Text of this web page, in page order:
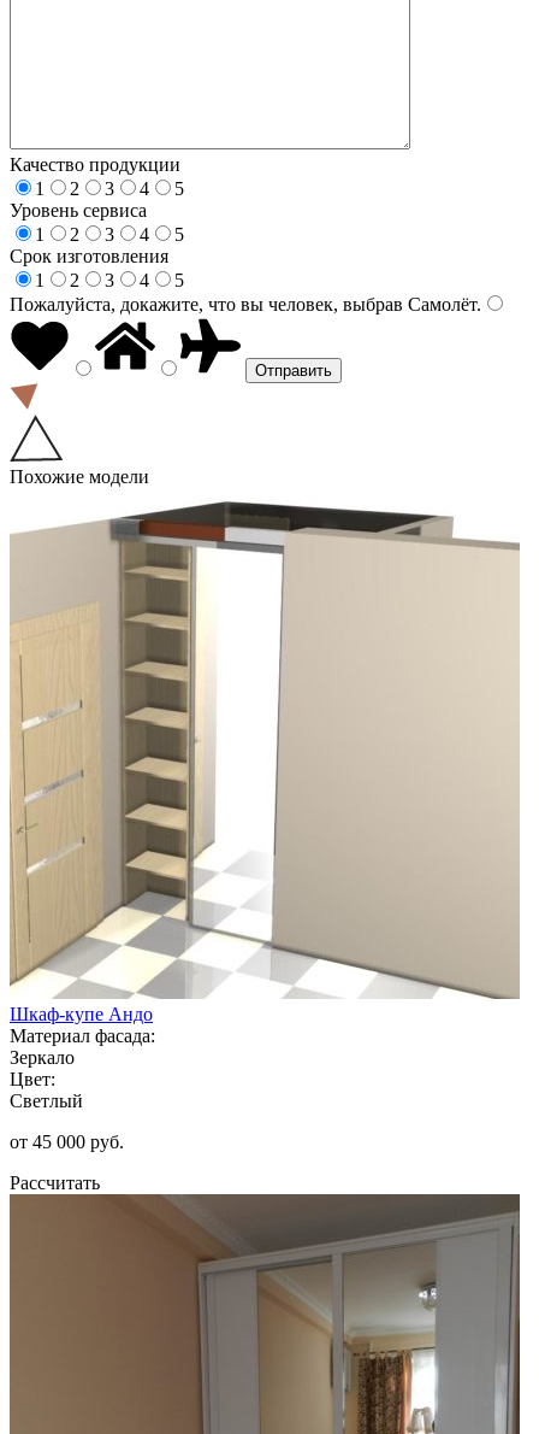
Качество продукции
1
2 3 4
5
Уровень сервиса
1
2 3 4
5
Срок изготовления
1
2 3 4
5
Пожалуйста, докажите, что вы человек, выбрав Самолёт.
Похожие модели
Шкаф-купе Андо
Материал фасада:
Зеркало
Цвет:
Светлый
от 45 000 руб.
Рассчитать